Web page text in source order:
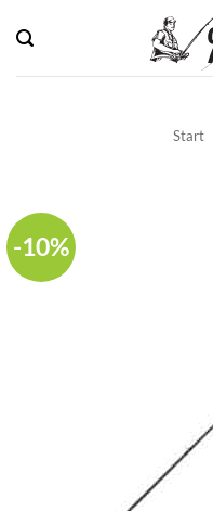
Inhalt
springen
Start
-10%